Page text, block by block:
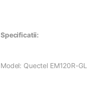
Specificatii:
Model: Quectel EM120R-GL